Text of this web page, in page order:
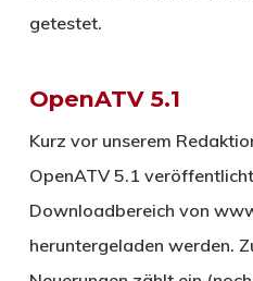
getestet.
OpenATV 5.1
Kurz vor unserem
OpenATV 5.1
Downloadbereich von
heruntergeladen werden.